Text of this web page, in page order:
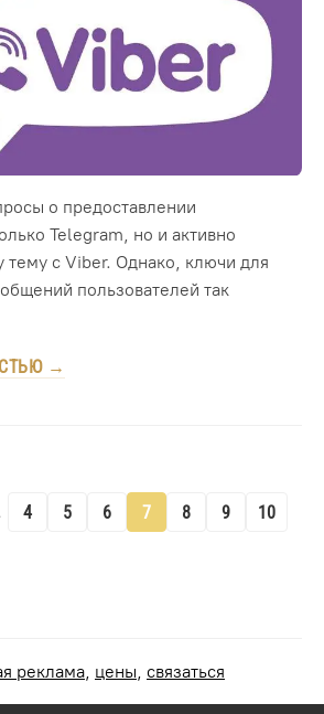
о предоставлении
Telegram, но и активно
тему с Viber. Однако, ключи для
пользователей так
→
4 5 6 7 8 9 10
реклама, цены, связаться